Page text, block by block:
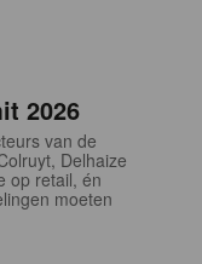
2026
van de
Delhaize
op retail, én
moeten